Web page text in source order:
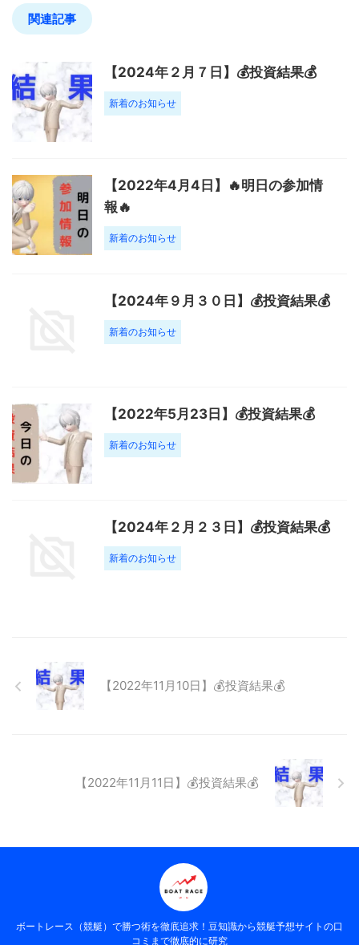
関連記事
【2024年２月７日】💰投資結果💰
新着のお知らせ
【2022年4月4日】🔥明日の参加情
報🔥
新着のお知らせ
【2024年９月３０日】💰投資結果💰
新着のお知らせ
【2022年5月23日】💰投資結果💰
新着のお知らせ
【2024年２月２３日】💰投資結果💰
新着のお知らせ
【2022年11月10日】💰投資結果💰
【2022年11月11日】💰投資結果💰
ボートレース（競艇）で勝つ術を徹底追求！豆知識から競艇予想サイトの口
コミまで徹底的に研究